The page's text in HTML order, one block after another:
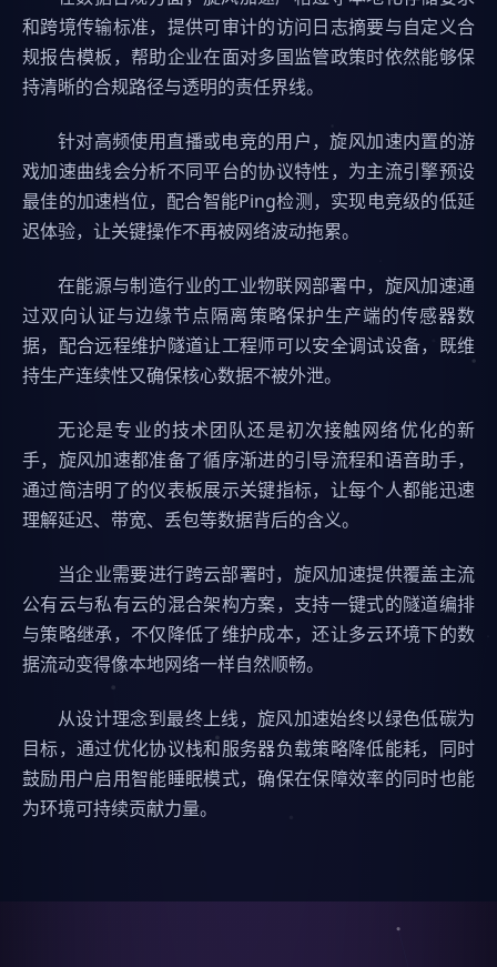
和跨境传输标准，提供可审计的访问日志摘要与自定义合
规报告模板，帮助企业在面对多国监管政策时依然能够保
持清晰的合规路径与透明的责任界线。
针对高频使用直播或电竞的用户，旋风加速内置的游
戏加速曲线会分析不同平台的协议特性，为主流引擎预设
最佳的加速档位，配合智能Ping检测，实现电竞级的低延
迟体验，让关键操作不再被网络波动拖累。
在能源与制造行业的工业物联网部署中，旋风加速通
过双向认证与边缘节点隔离策略保护生产端的传感器数
据，配合远程维护隧道让工程师可以安全调试设备，既维
持生产连续性又确保核心数据不被外泄。
无论是专业的技术团队还是初次接触网络优化的新
手，旋风加速都准备了循序渐进的引导流程和语音助手，
通过简洁明了的仪表板展示关键指标，让每个人都能迅速
理解延迟、带宽、丢包等数据背后的含义。
当企业需要进行跨云部署时，旋风加速提供覆盖主流
公有云与私有云的混合架构方案，支持一键式的隧道编排
与策略继承，不仅降低了维护成本，还让多云环境下的数
据流动变得像本地网络一样自然顺畅。
从设计理念到最终上线，旋风加速始终以绿色低碳为
目标，通过优化协议栈和服务器负载策略降低能耗，同时
鼓励用户启用智能睡眠模式，确保在保障效率的同时也能
为环境可持续贡献力量。